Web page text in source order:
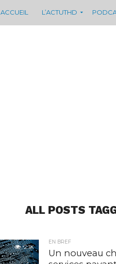
ACCUEIL L’ACTUTHD
ALL POSTS
2.1K
EN BREF
Un nouveau